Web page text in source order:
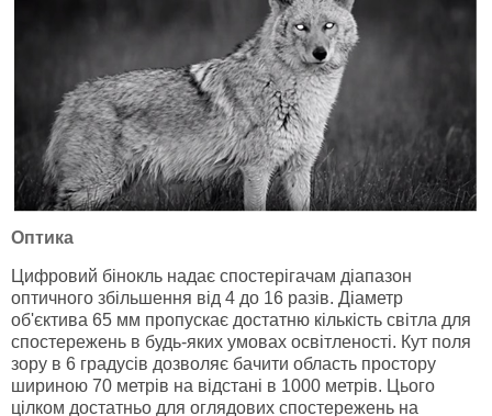
Оптика
Цифровий бінокль надає спостерігачам діапазон
оптичного збільшення від 4 до 16 разів. Діаметр
об'єктива 65 мм пропускає достатню кількість світла для
спостережень в будь-яких умовах освітленості. Кут поля
зору в 6 градусів дозволяє бачити область простору
шириною 70 метрів на відстані в 1000 метрів. Цього
цілком достатньо для оглядових спостережень на